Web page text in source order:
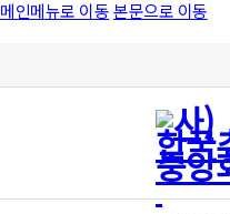
메인메뉴로 이동본문으로 이동